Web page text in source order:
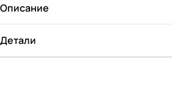
Описание
Детали